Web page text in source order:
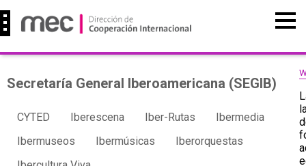
Secretaría General Iberoamericana (SEGIB)
CYTED Iberescena Iber-Rutas
Ibermedia
Ibermuseos
Ibermúsicas
Iberorquestas